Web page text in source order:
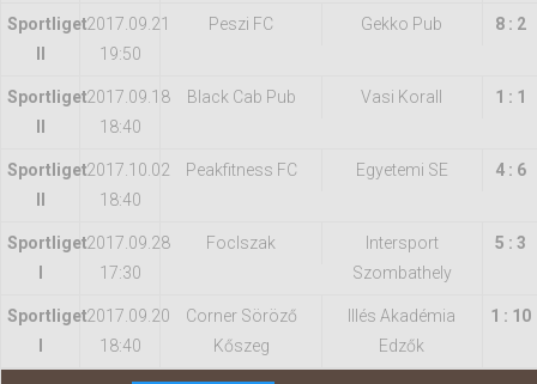
Sportliget2017.09.21
19:50
Peszi FC Gekko Pub 8 : 2
Sportliget2017.09.18
18:40
Black Cab Pub Vasi Korall 1 : 1
Sportliget2017.10.02
18:40
Peakfitness FC Egyetemi SE 4 : 6
Sportliget2017.09.28
17:30
FocIszak
Intersport
Szombathely
5 : 3
Sportliget2017.09.20
18:40
Corner Söröző
Kőszeg
Illés Akadémia
Edzők
1 : 10